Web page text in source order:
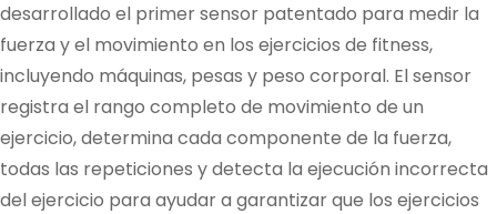
desarrollado el primer sensor patentado para medir la
fuerza y el movimiento en los ejercicios de fitness,
incluyendo máquinas, pesas y peso corporal. El sensor
registra el rango completo de movimiento de un
ejercicio, determina cada componente de la fuerza,
todas las repeticiones y detecta la ejecución incorrecta
del ejercicio para ayudar a garantizar que los ejercicios